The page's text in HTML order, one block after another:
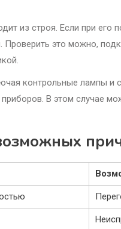
из строя. Если при
это можно,
контрольные лампы
В этом случае